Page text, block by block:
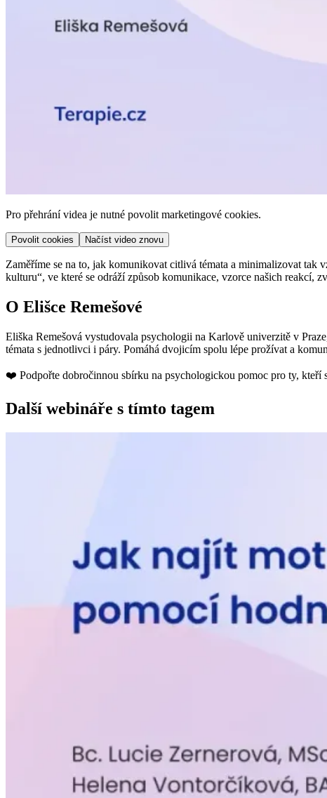
Pro přehrání videa je nutné povolit marketingové cookies.
Povolit cookies Načíst video znovu
Zaměříme se na to, jak komunikovat citlivá témata a minimalizovat tak
kulturu“, ve které se odráží způsob komunikace, vzorce našich reakcí,
O Elišce Remešové
Eliška Remešová vystudovala psychologii na Karlově univerzitě v
témata s jednotlivci i páry. Pomáhá dvojicím spolu lépe prožívat a
❤️ Podpořte dobročinnou sbírku na psychologickou pomoc pro ty, kteří
Další webináře s tímto tagem